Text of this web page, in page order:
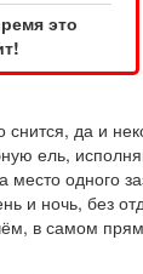
это
да и
ель,
одного
и ночь, без
в самом